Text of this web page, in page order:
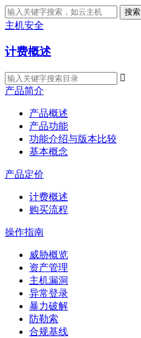
搜索
主机安全
计费概述

产品简介
产品概述
产品功能
功能介绍与版本比较
基本概念
产品定价
计费概述
购买流程
操作指南
威胁概览
资产管理
主机漏洞
异常登录
暴力破解
防勒索
合规基线